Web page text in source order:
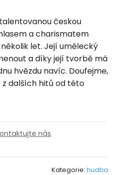
českou
a charismatem
let. Její umělecký
a díky její tvorbě má
hvězdu navíc. Doufejme,
dalších hitů od této
nás
Kategorie: hudba